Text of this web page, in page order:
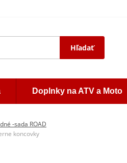
Hľadať
Doplnky na ATV a Moto
-sada ROAD
koncovky